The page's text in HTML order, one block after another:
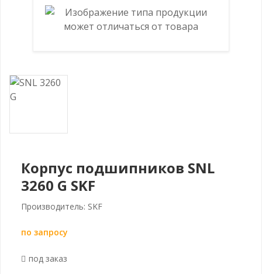
Корпус подшипников SNL
3260 G SKF
Производитель: SKF
по запросу
под заказ